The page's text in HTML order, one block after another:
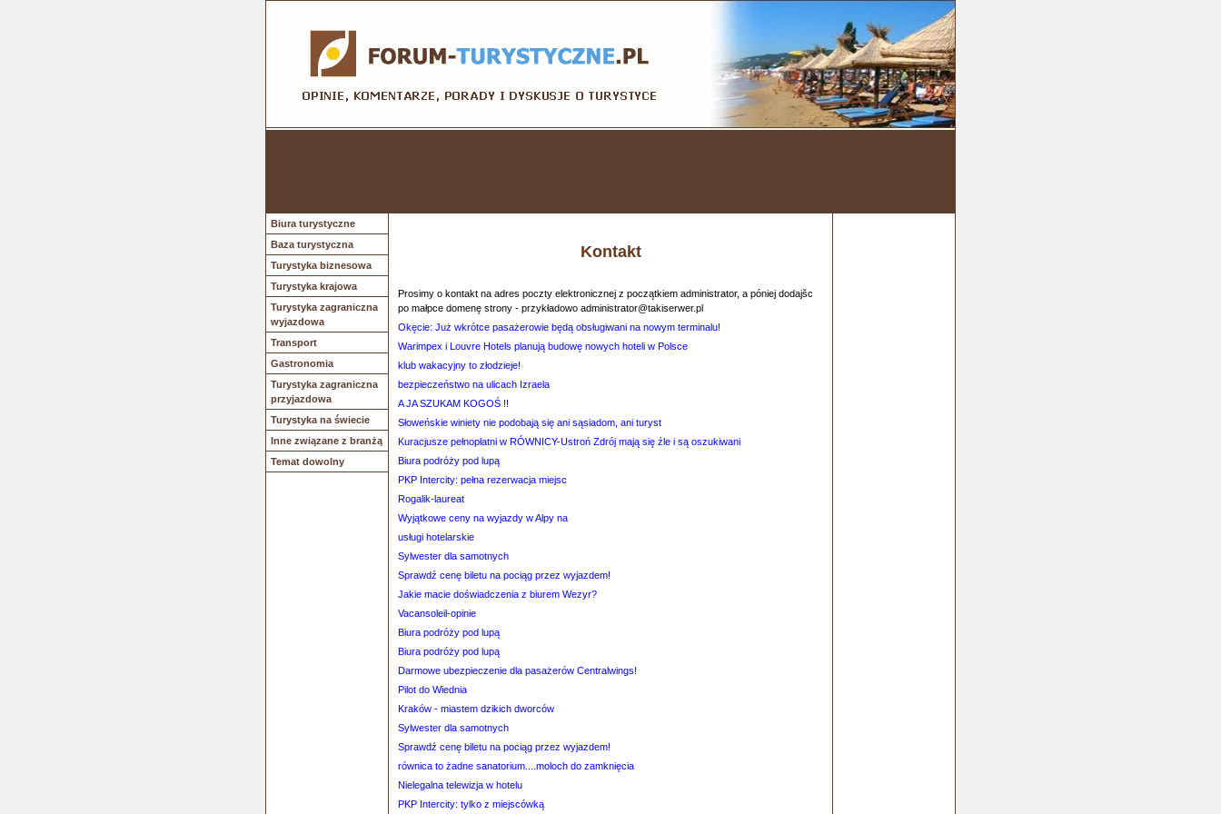
Biura turystyczne
Baza turystyczna
Turystyka biznesowa
Turystyka krajowa
Turystyka zagraniczna
wyjazdowa
Transport
Gastronomia
Turystyka zagraniczna
przyjazdowa
Turystyka na świecie
Inne związane z branżą
Temat dowolny
Kontakt
Prosimy o kontakt na adres poczty elektronicznej z początkiem administrator, a póniej dodajšc
po małpce domenę strony - przykładowo administrator@takiserwer.pl
Okęcie: Już wkrótce pasażerowie będą obsługiwani na nowym terminalu!
Warimpex i Louvre Hotels planują budowę nowych hoteli w Polsce
klub wakacyjny to złodzieje!
bezpieczeństwo na ulicach Izraela
A JA SZUKAM KOGOŚ !!
Słoweńskie winiety nie podobają się ani sąsiadom, ani turyst
Kuracjusze pełnopłatni w RÓWNICY-Ustroń Zdrój mają się źle i są oszukiwani
Biura podróży pod lupą
PKP Intercity: pełna rezerwacja miejsc
Rogalik-laureat
Wyjątkowe ceny na wyjazdy w Alpy na
usługi hotelarskie
Sylwester dla samotnych
Sprawdź cenę biletu na pociąg przez wyjazdem!
Jakie macie doświadczenia z biurem Wezyr?
Vacansoleil-opinie
Biura podróży pod lupą
Biura podróży pod lupą
Darmowe ubezpieczenie dla pasażerów Centralwings!
Pilot do Wiednia
Kraków - miastem dzikich dworców
Sylwester dla samotnych
Sprawdź cenę biletu na pociąg przez wyjazdem!
równica to żadne sanatorium....moloch do zamknięcia
Nielegalna telewizja w hotelu
PKP Intercity: tylko z miejscówką